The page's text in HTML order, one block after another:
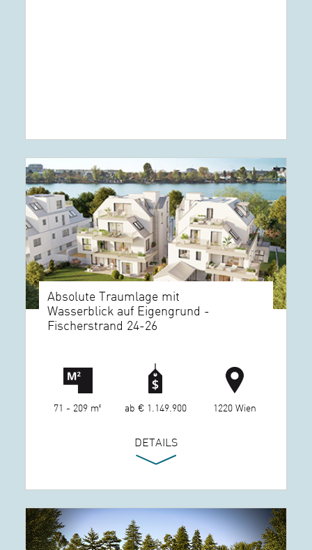
Absolute Traumlage mit
Wasserblick auf Eigengrund -
Fischerstrand 24-26
71 - 209 m² ab € 1.149.900 1220 Wien
DETAILS